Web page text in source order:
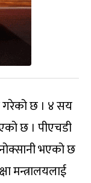
गरेको छ । ४ सय
छ । पीएचडी
नोक्सानी भएको छ
मन्त्रालयलाई